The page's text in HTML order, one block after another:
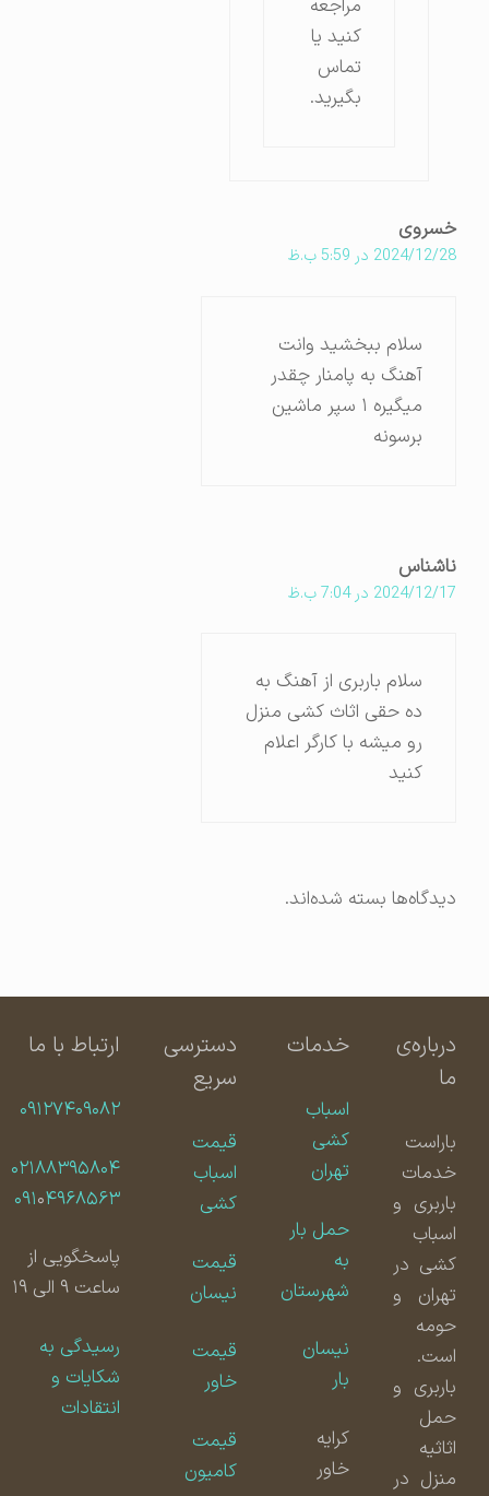
مراجعه
کنید یا
تماس
بگیرید.
خسروی
2024/12/28 در 5:59 ب.ظ
سلام ببخشید وانت
آهنگ به پامنار چقدر
میگیره ۱ سپر ماشین
برسونه
ناشناس
2024/12/17 در 7:04 ب.ظ
سلام باربری از آهنگ به
ده حقی اثاث کشی منزل
رو میشه با کارگر اعلام
کنید
دیدگاه‌ها بسته شده‌اند.
درباره‌ی
باراست
خدمات
باربری و
اسباب
کشی در
تهران و
حومه
است.
باربری و
حمل
اثاثیه
منزل در
خدمات
اسباب
کشی
تهران
حمل بار
شهرستان
نیسان
دسترسی
سریع
قیمت
اسباب
کشی
قیمت
نیسان
قیمت
قیمت
کامیون
ارتباط با ما
۰۹۱۲۷۴۰۹۰۸۲
۰۲۱۸۸۳۹۵۸۰۴
۰۹۱۰۴۹۶۸۵۶۳
پاسخگویی از
ساعت ۹ الی ۱۹
رسیدگی به
شکایات و
انتقادات